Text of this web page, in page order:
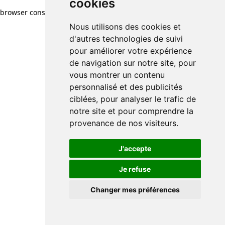
cookies
Nous utilisons des cookies et
d'autres technologies de suivi
pour améliorer votre expérience
de navigation sur notre site, pour
vous montrer un contenu
personnalisé et des publicités
ciblées, pour analyser le trafic de
notre site et pour comprendre la
provenance de nos visiteurs.
J'accepte
Je refuse
Changer mes préférences
cookies
Nous utilisons des cookies et
d'autres technologies de suivi
pour améliorer votre expérience
de navigation sur notre site, pour
vous montrer un contenu
personnalisé et des publicités
ciblées, pour analyser le trafic de
notre site et pour comprendre la
provenance de nos visiteurs.
J'accepte
Je refuse
Changer mes préférences
browser console for more information)